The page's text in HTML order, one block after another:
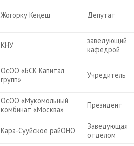
Жогорку Кеңеш Депутат
КНУ
заведующий
кафедрой
ОсОО «БСК Капитал
групп»
Учредитель
ОсОО «Мукомольный
комбинат «Москва»
Президент
Кара-Сууйское райОНО
Заведующая
отделом